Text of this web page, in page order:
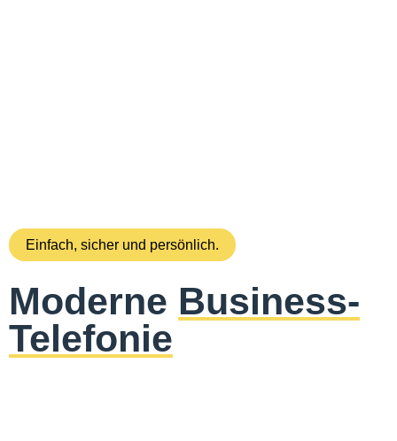
Einfach, sicher und persönlich.
Moderne Business-
Telefonie